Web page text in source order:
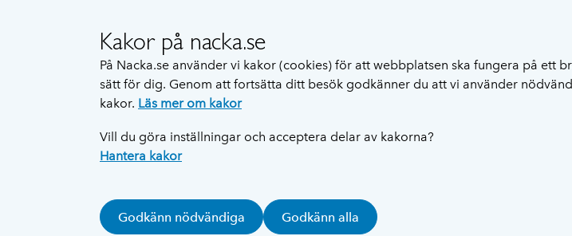
Kakor på nacka.se
På Nacka.se använder vi kakor (cookies) för att webbplatsen ska fungera på ett
sätt för dig. Genom att fortsätta ditt besök godkänner du att vi använder
kakor. Läs mer om kakor
Vill du göra inställningar och acceptera delar av kakorna?
Hantera kakor
Godkänn nödvändiga Godkänn alla